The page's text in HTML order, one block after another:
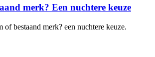
merk? Een nuchtere keuze
bestaand merk? een nuchtere keuze.